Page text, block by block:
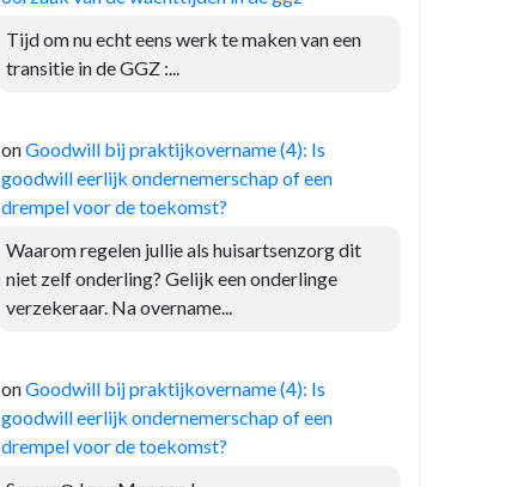
Tijd om nu echt eens werk te maken van een
transitie in de GGZ :...
onGoodwill bij praktijkovername (4): Is
goodwill eerlijk ondernemerschap of een
drempel voor de toekomst?
Waarom regelen jullie als huisartsenzorg dit
niet zelf onderling? Gelijk een onderlinge
verzekeraar. Na overname...
onGoodwill bij praktijkovername (4): Is
goodwill eerlijk ondernemerschap of een
drempel voor de toekomst?